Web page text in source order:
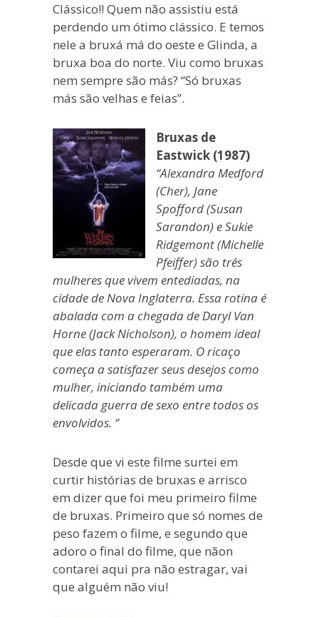
Clássico!! Quem não assistiu está
perdendo um ótimo clássico. E temos
nele a bruxá má do oeste e Glinda, a
bruxa boa do norte. Viu como bruxas
nem sempre são más? “Só bruxas
más são velhas e feias”.
Bruxas de
Eastwick (1987)
“Alexandra Medford
(Cher), Jane
Spofford (Susan
Sarandon) e Sukie
Ridgemont (Michelle
Pfeiffer) são três
mulheres que vivem entediadas, na
cidade de Nova Inglaterra. Essa rotina é
abalada com a chegada de Daryl Van
Horne (Jack Nicholson), o homem ideal
que elas tanto esperaram. O ricaço
começa a satisfazer seus desejos como
mulher, iniciando também uma
delicada guerra de sexo entre todos os
envolvidos. “
Desde que vi este filme surtei em
curtir histórias de bruxas e arrisco
em dizer que foi meu primeiro filme
de bruxas. Primeiro que só nomes de
peso fazem o filme, e segundo que
adoro o final do filme, que nãon
contarei aqui pra não estragar, vai
que alguém não viu!